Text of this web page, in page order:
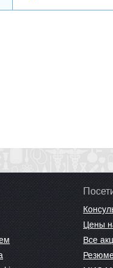
Цены
Все